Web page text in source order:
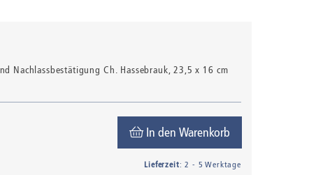
Nachlassbestätigung Ch. Hassebrauk, 23,5 x 16 cm
In den Warenkorb
Lieferzeit: 2 - 5 Werktage